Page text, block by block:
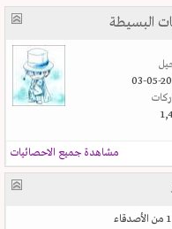
البسيطة
03-05-
مشاهدة جميع الاحصائيات